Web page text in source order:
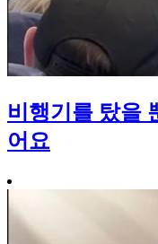
비행기를 탔을
어요